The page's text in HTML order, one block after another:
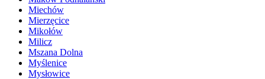
Miechów
Mierzęcice
Mikołów
Milicz
Mszana Dolna
Myślenice
Mysłowice